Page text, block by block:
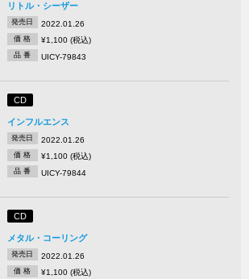
リトル・シーザー
発売日 2022.01.26
価 格 ¥1,100 (税込)
品 番 UICY-79843
CD
インフルエンス
発売日 2022.01.26
価 格 ¥1,100 (税込)
品 番 UICY-79844
CD
メタル・コーリング
発売日 2022.01.26
価 格 ¥1,100 (税込)